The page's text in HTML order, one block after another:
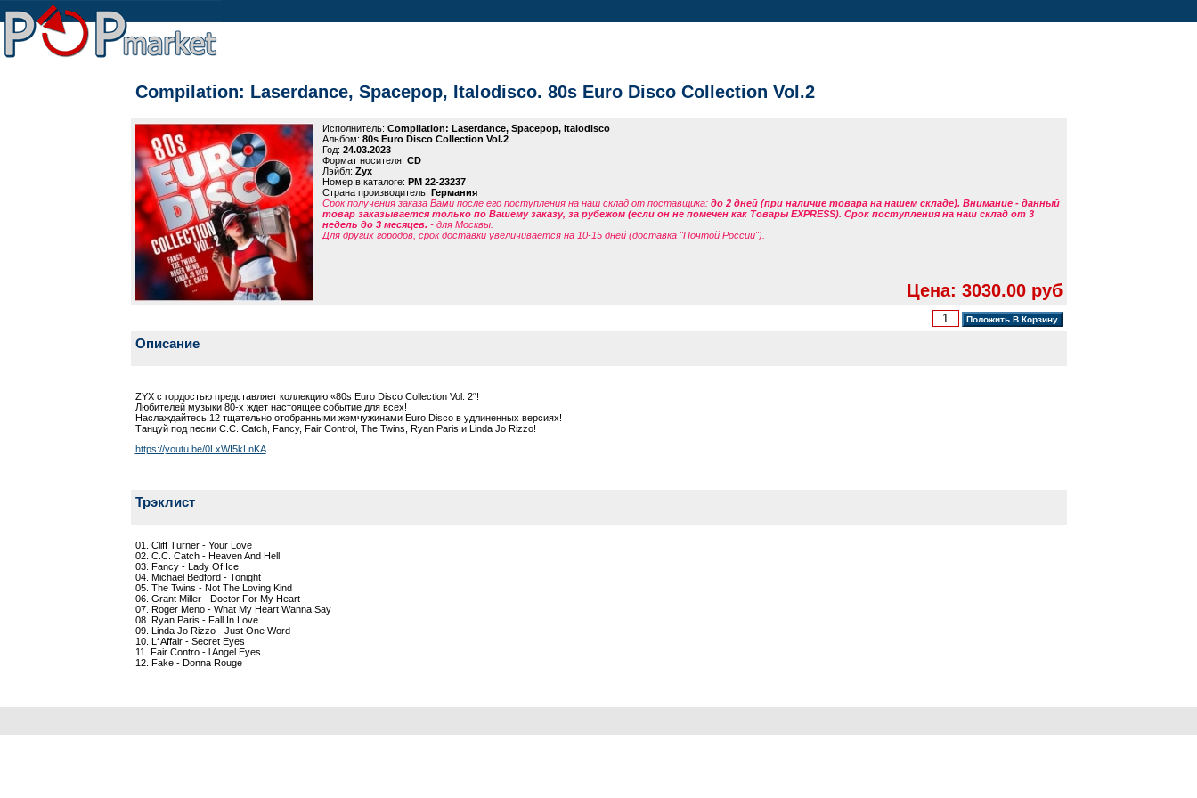
Compilation: Laserdance, Spacepop, Italodisco. 80s Euro Disco Collection Vol.2
Исполнитель: Compilation: Laserdance, Spacepop, Italodisco
Альбом: 80s Euro Disco Collection Vol.2
Год: 24.03.2023
Формат носителя: CD
Лэйбл: Zyx
Номер в каталоге: PM 22-23237
Страна производитель: Германия
Срок получения заказа Вами после его поступления на наш склад от поставщика: до 2 дней (при наличие товара на нашем складе). Внимание - данный
товар заказывается только по Вашему заказу, за рубежом (если он не помечен как Товары EXPRESS). Срок поступления на наш склад от 3
недель до 3 месяцев. - для Москвы.
Для других городов, срок доставки увеличивается на 10-15 дней (доставка "Почтой России").
Цена: 3030.00 руб
Описание
ZYX с гордостью представляет коллекцию «80s Euro Disco Collection Vol. 2“!
Любителей музыки 80-х ждет настоящее событие для всех!
Наслаждайтесь 12 тщательно отобранными жемчужинами Euro Disco в удлиненных версиях!
Танцуй под песни C.C. Catch, Fancy, Fair Control, The Twins, Ryan Paris и Linda Jo Rizzo!
https://youtu.be/0LxWI5kLnKA
Трэклист
01. Cliff Turner - Your Love
02. C.C. Catch - Heaven And Hell
03. Fancy - Lady Of Ice
04. Michael Bedford - Tonight
05. The Twins - Not The Loving Kind
06. Grant Miller - Doctor For My Heart
07. Roger Meno - What My Heart Wanna Say
08. Ryan Paris - Fall In Love
09. Linda Jo Rizzo - Just One Word
10. L‘ Affair - Secret Eyes
11. Fair Contro - l Angel Eyes
12. Fake - Donna Rouge